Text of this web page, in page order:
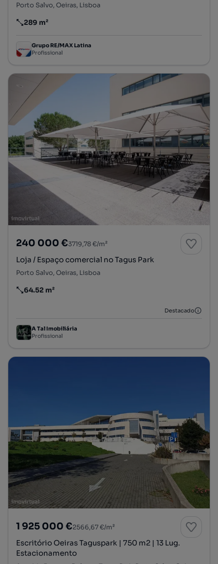
Porto Salvo, Oeiras, Lisboa
Preço por metro quadrado
289 m²
Grupo RE/MAX Latina
Profissional
240 000 €3719,78 €/m²
Loja / Espaço comercial no Tagus Park
Porto Salvo, Oeiras, Lisboa
Preço por metro quadrado
64.52 m²
Destacado
A Tal Imobiliária
Profissional
1 925 000 €2566,67 €/m²
Escritório Oeiras Taguspark | 750 m2 | 13 Lug.
Estacionamento